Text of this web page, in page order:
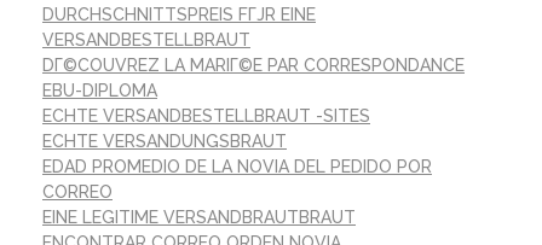
DURCHSCHNITTSPREIS FГЈR EINE
VERSANDBESTELLBRAUT
DГ©COUVREZ LA MARIГ©E PAR CORRESPONDANCE
EBU-DIPLOMA
ECHTE VERSANDBESTELLBRAUT -SITES
ECHTE VERSANDUNGSBRAUT
EDAD PROMEDIO DE LA NOVIA DEL PEDIDO POR
CORREO
EINE LEGITIME VERSANDBRAUTBRAUT